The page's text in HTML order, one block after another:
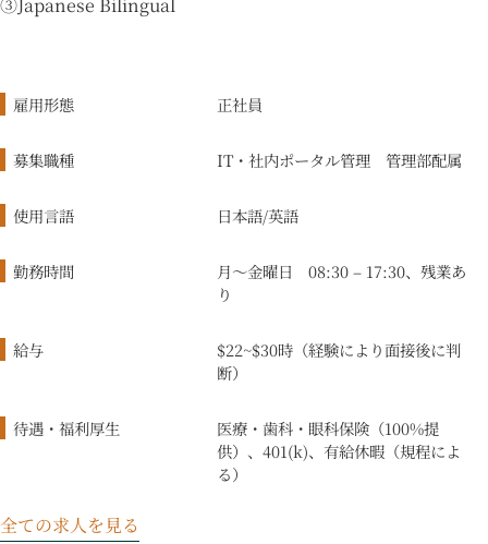
③Japanese Bilingual
雇用形態 正社員
募集職種 IT・社内ポータル管理 管理部配属
使用言語 日本語/英語
勤務時間 月〜金曜日 08:30– 17:30、残業あ
り
給与 $22~$30時（経験により面接後に判
断）
待遇・福利厚生
医療・歯科・眼科保険（100%提
供）、401(k)、有給休暇（規程によ
る）
全ての求人を見る